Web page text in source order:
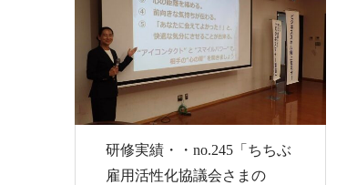
研修実績・・no.245「ちちぶ
雇用活性化協議会さまの